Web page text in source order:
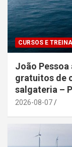
CURSOS E
João
gratuitos de
salgateria –
2026-08-07